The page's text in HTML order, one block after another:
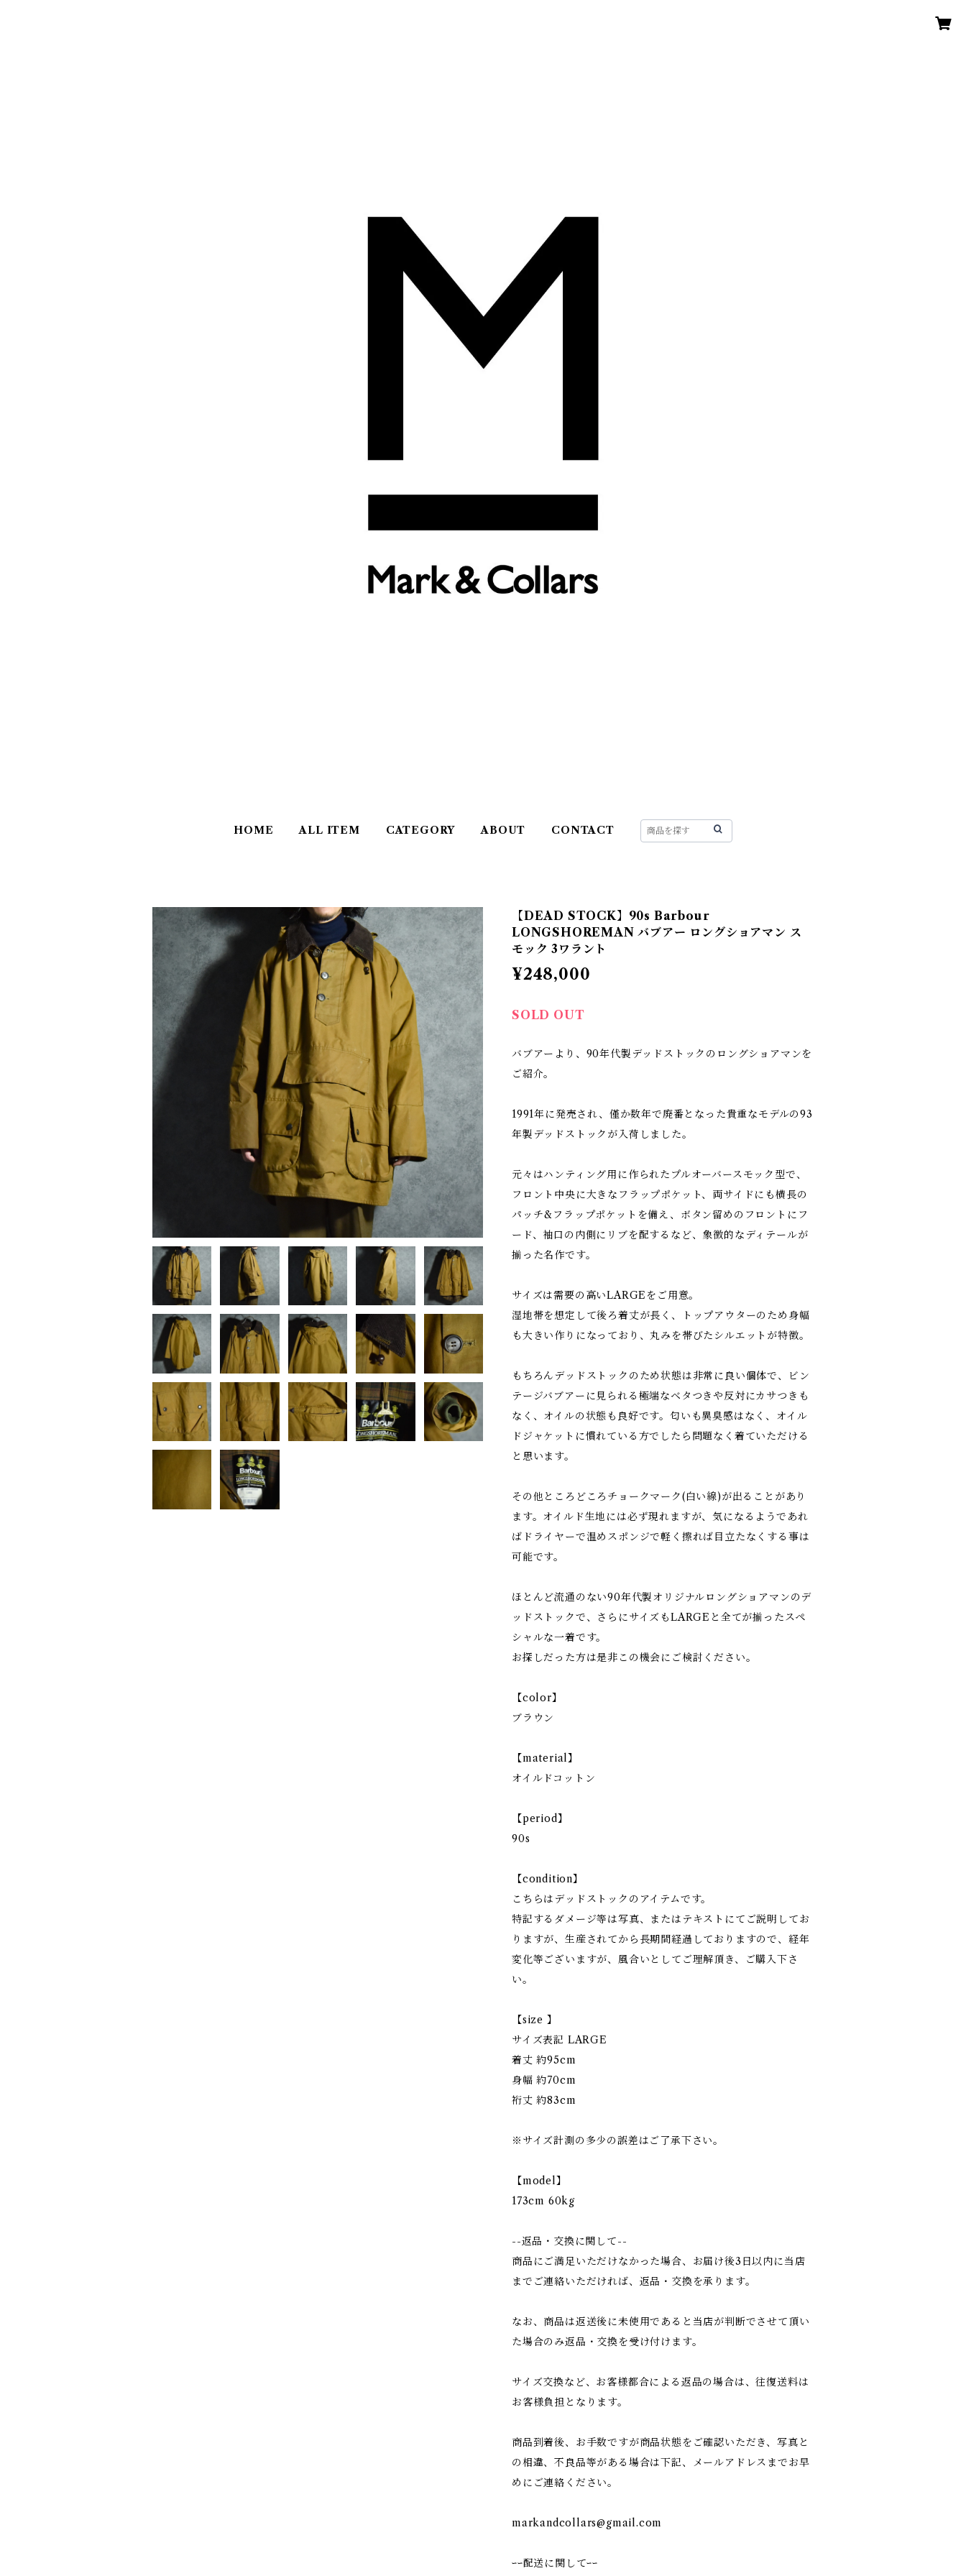
HOME ALL ITEM CATEGORY ABOUT CONTACT
【DEAD STOCK】90s Barbour
LONGSHOREMAN バブアー ロングショアマン ス
モック 3ワラント
¥248,000
SOLD OUT
バブアーより、90年代製デッドストックのロングショアマンを
ご紹介。
1991年に発売され、僅か数年で廃番となった貴重なモデルの93
年製デッドストックが入荷しました。
元々はハンティング用に作られたプルオーバースモック型で、
フロント中央に大きなフラップポケット、両サイドにも横長の
パッチ&フラップポケットを備え、ボタン留めのフロントにフ
ード、袖口の内側にリブを配するなど、象徴的なディテールが
揃った名作です。
サイズは需要の高いLARGEをご用意。
湿地帯を想定して後ろ着丈が長く、トップアウターのため身幅
も大きい作りになっており、丸みを帯びたシルエットが特徴。
もちろんデッドストックのため状態は非常に良い個体で、ビン
テージバブアーに見られる極端なベタつきや反対にカサつきも
なく、オイルの状態も良好です。匂いも異臭感はなく、オイル
ドジャケットに慣れている方でしたら問題なく着ていただける
と思います。
その他ところどころチョークマーク(白い線)が出ることがあり
ます。オイルド生地には必ず現れますが、気になるようであれ
ばドライヤーで温めスポンジで軽く擦れば目立たなくする事は
可能です。
ほとんど流通のない90年代製オリジナルロングショアマンのデ
ッドストックで、さらにサイズもLARGEと全てが揃ったスペ
シャルな一着です。
お探しだった方は是非この機会にご検討ください。
【color】
ブラウン
【material】
オイルドコットン
【period】
90s
【condition】
こちらはデッドストックのアイテムです。
特記するダメージ等は写真、またはテキストにてご説明してお
りますが、生産されてから長期間経過しておりますので、経年
変化等ございますが、風合いとしてご理解頂き、ご購入下さ
い。
【size 】
サイズ表記 LARGE
着丈 約95cm
身幅 約70cm
裄丈 約83cm
※サイズ計測の多少の誤差はご了承下さい。
【model】
173cm 60kg
--返品・交換に関して--
商品にご満足いただけなかった場合、お届け後3日以内に当店
までご連絡いただければ、返品・交換を承ります。
なお、商品は返送後に未使用であると当店が判断でさせて頂い
た場合のみ返品・交換を受け付けます。
サイズ交換など、お客様都合による返品の場合は、往復送料は
お客様負担となります。
商品到着後、お手数ですが商品状態をご確認いただき、写真と
の相違、不良品等がある場合は下記、メールアドレスまでお早
めにご連絡ください。
markandcollars@gmail.com
ｰｰ配送に関してｰｰ